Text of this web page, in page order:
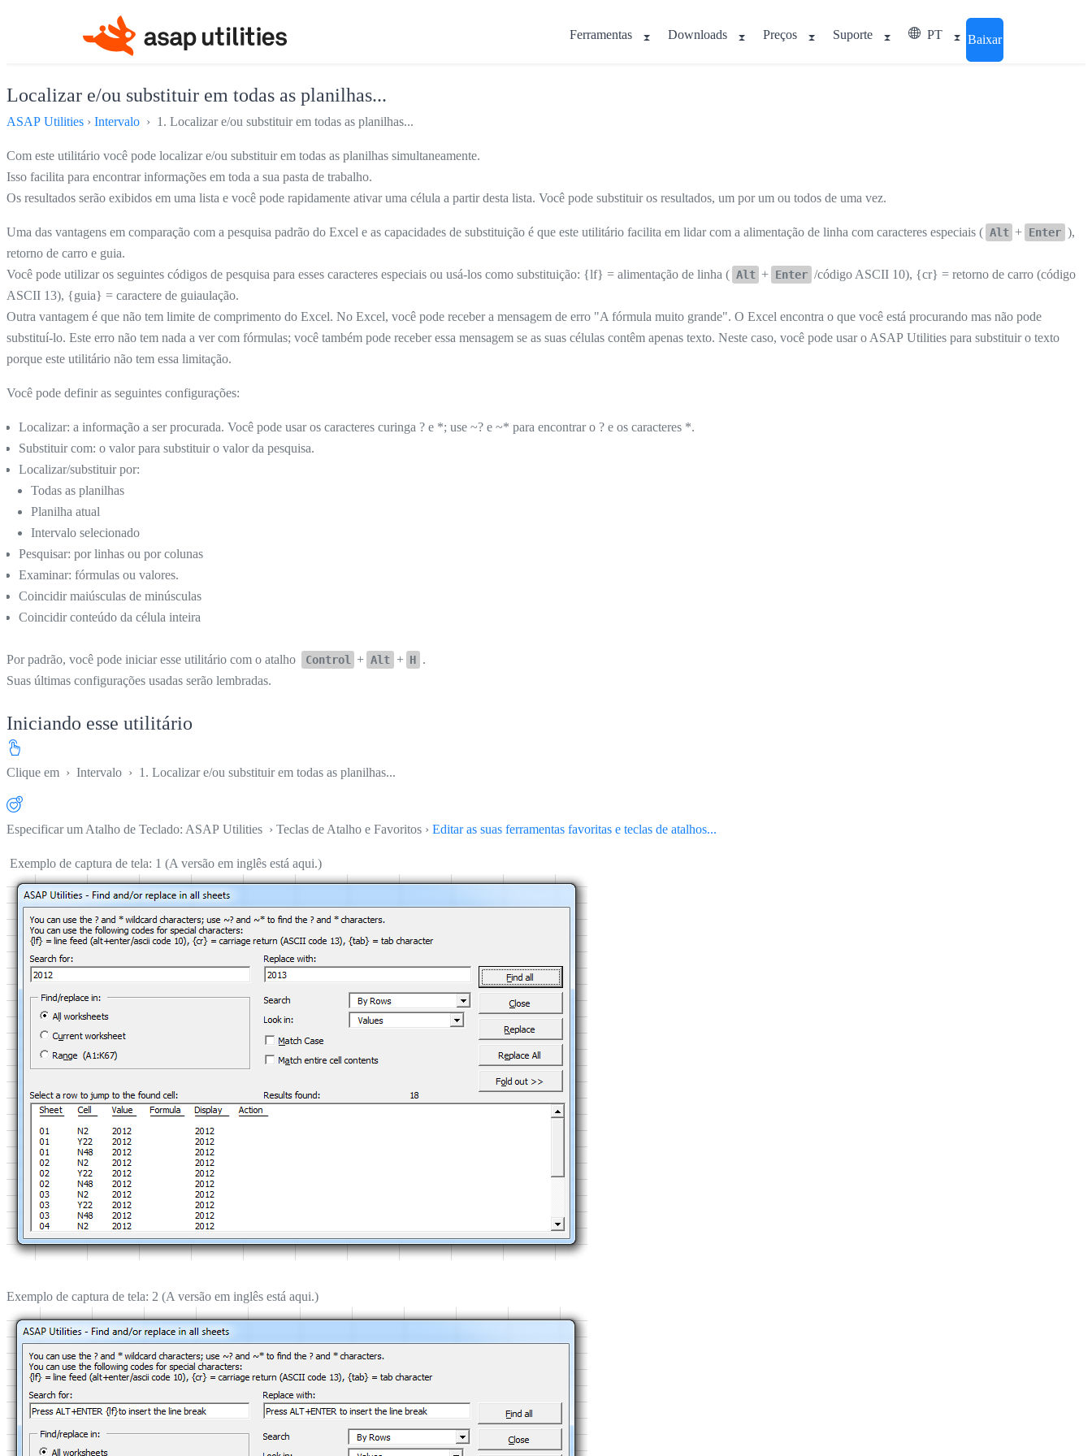
Ferramentas Downloads Preços Suporte PT Baixar
Localizar e/ou substituir em todas as planilhas...
ASAP Utilities › Intervalo › 1. Localizar e/ou substituir em todas as planilhas...
Com este utilitário você pode localizar e/ou substituir em todas as planilhas simultaneamente.
Isso facilita para encontrar informações em toda a sua pasta de trabalho.
Os resultados serão exibidos em uma lista e você pode rapidamente ativar uma célula a partir desta lista. Você pode substituir os resultados, um por um ou todos de uma vez.
Uma das vantagens em comparação com a pesquisa padrão do Excel e as capacidades de substituição é que este utilitário facilita em lidar com a alimentação de linha com caracteres especiais ( Alt + Enter ),
retorno de carro e guia.
Você pode utilizar os seguintes códigos de pesquisa para esses caracteres especiais ou usá-los como substituição: {lf} = alimentação de linha ( Alt + Enter /código ASCII 10), {cr} = retorno de carro (código
ASCII 13), {guia} = caractere de guiaulação.
Outra vantagem é que não tem limite de comprimento do Excel. No Excel, você pode receber a mensagem de erro "A fórmula muito grande". O Excel encontra o que você está procurando mas não pode
substituí-lo. Este erro não tem nada a ver com fórmulas; você também pode receber essa mensagem se as suas células contêm apenas texto. Neste caso, você pode usar o ASAP Utilities para substituir o texto
porque este utilitário não tem essa limitação.
Você pode definir as seguintes configurações:
Localizar: a informação a ser procurada. Você pode usar os caracteres curinga ? e *; use ~? e ~* para encontrar o ? e os caracteres *.
Substituir com: o valor para substituir o valor da pesquisa.
Localizar/substituir por:
Todas as planilhas
Planilha atual
Intervalo selecionado
Pesquisar: por linhas ou por colunas
Examinar: fórmulas ou valores.
Coincidir maiúsculas de minúsculas
Coincidir conteúdo da célula inteira
Por padrão, você pode iniciar esse utilitário com o atalho Control + Alt + H .
Suas últimas configurações usadas serão lembradas.
Iniciando esse utilitário
Clique em › Intervalo › 1. Localizar e/ou substituir em todas as planilhas...
Especificar um Atalho de Teclado: ASAP Utilities › Teclas de Atalho e Favoritos › Editar as suas ferramentas favoritas e teclas de atalhos...
Exemplo de captura de tela: 1 (A versão em inglês está aqui.)
Exemplo de captura de tela: 2 (A versão em inglês está aqui.)